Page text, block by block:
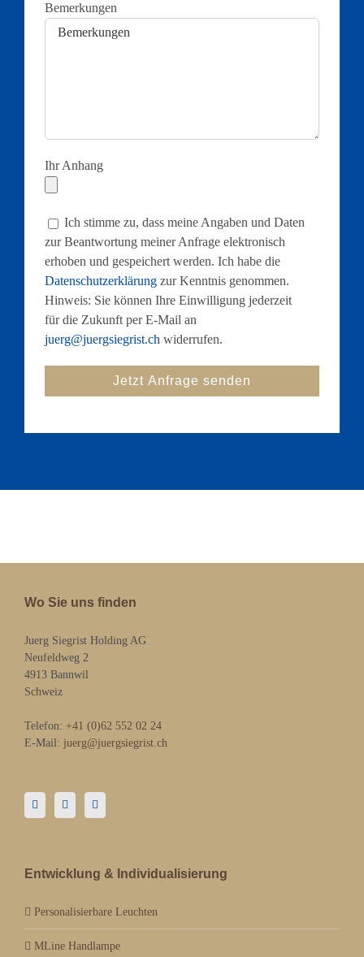
Bemerkungen
Ihr Anhang
Ich stimme zu, dass meine Angaben und Daten
zur Beantwortung meiner Anfrage elektronisch
erhoben und gespeichert werden. Ich habe die
Datenschutzerklärungzur Kenntnis genommen.
Hinweis: Sie können Ihre Einwilligung jederzeit
für die Zukunft per E-Mail an
juerg@juergsiegrist.ch widerrufen.
Wo Sie uns finden
Juerg Siegrist Holding AG
Neufeldweg 2
4913 Bannwil
Schweiz
Telefon: +41 (0)62 552 02 24
E-Mail: juerg@juergsiegrist.ch
Entwicklung & Individualisierung
Personalisierbare Leuchten
MLine Handlampe